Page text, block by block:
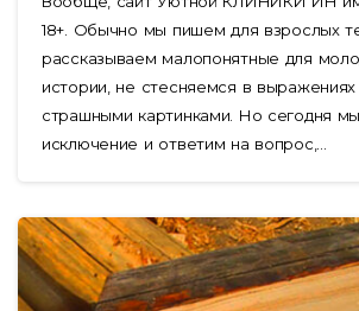
18+. Обычно мы пишем для взрослых
рассказываем малопонятные для
истории, не стесняемся в выражениях
страшными картинками. Но сегодня
исключение и ответим на вопрос,...